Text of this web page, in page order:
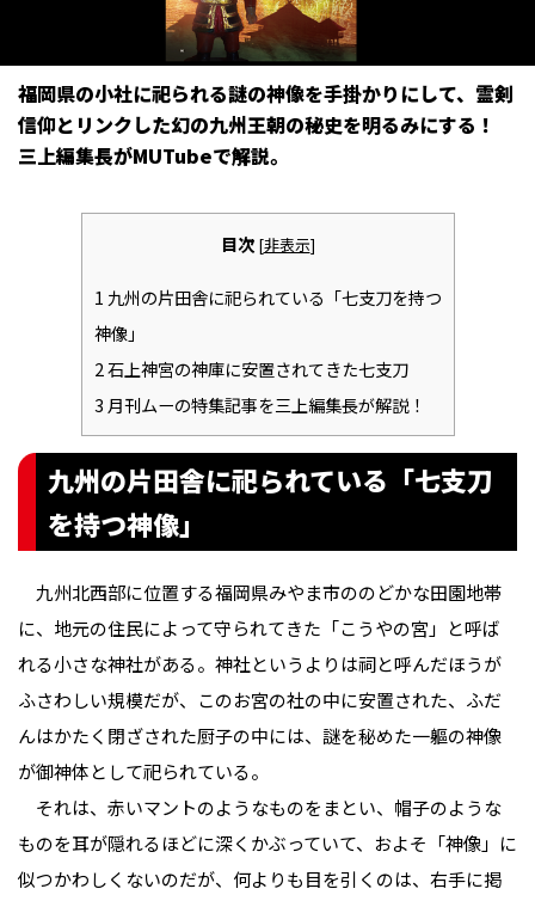
福岡県の小社に祀られる謎の神像を手掛かりにして、霊剣
信仰とリンクした幻の九州王朝の秘史を明るみにする！
三上編集長がMUTubeで解説。
目次 [非表示]
1 九州の片田舎に祀られている「七支刀を持つ
神像」
2石上神宮の神庫に安置されてきた七支刀
3 月刊ムーの特集記事を三上編集長が解説！
九州の片田舎に祀られている「七支刀
を持つ神像」
九州北西部に位置する福岡県みやま市ののどかな田園地帯
に、地元の住民によって守られてきた「こうやの宮」と呼ば
れる小さな神社がある。神社というよりは祠と呼んだほうが
ふさわしい規模だが、このお宮の社の中に安置された、ふだ
んはかたく閉ざされた厨子の中には、謎を秘めた一軀の神像
が御神体として祀られている。
それは、赤いマントのようなものをまとい、帽子のような
ものを耳が隠れるほどに深くかぶっていて、およそ「神像」に
似つかわしくないのだが、何よりも目を引くのは、右手に掲